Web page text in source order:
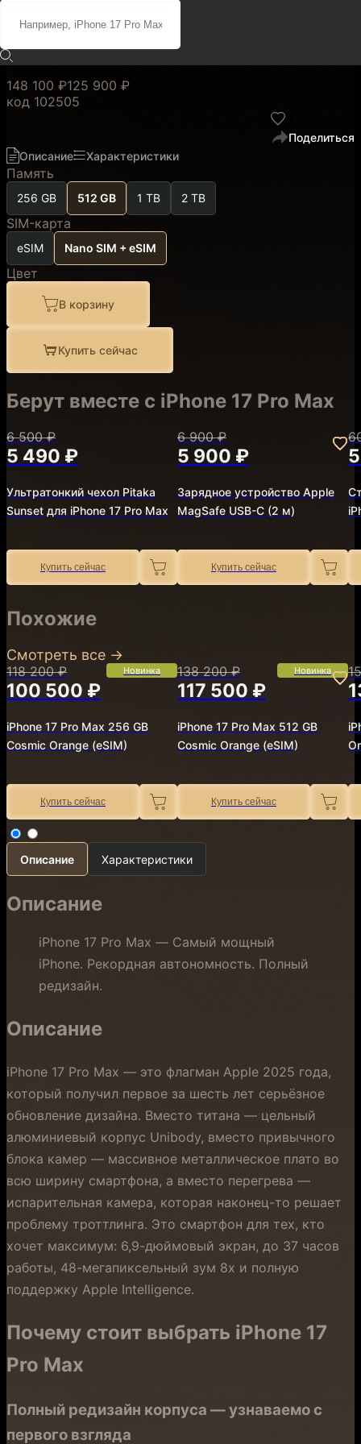
Cosmic Orange
(Nano SIM + eSIM)
148 100 ₽125 900 ₽
код 102505
Поделиться
Описание
Характеристики
Память
256 GB 512 GB 1 TB 2 TB
SIM-карта
eSIM Nano SIM + eSIM
Цвет
В корзину
Купить сейчас
Берут вместе с iPhone 17 Pro Max
6 500 ₽
5 490 ₽
Ультратонкий чехол Pitaka
Sunset для iPhone 17 Pro Max
Купить сейчас
6 900 ₽
5 900 ₽
Зарядное устройство Apple
MagSafe USB-C (2 м)
Купить сейчас
Похожие
Смотреть все →
118 200 ₽
100 500 ₽
Новинка
iPhone 17 Pro Max 256 GB
Cosmic Orange (eSIM)
Купить сейчас
138 200 ₽
117 500 ₽
Новинка
iPhone 17 Pro Max 512 GB
Cosmic Orange (eSIM)
Купить сейчас
Описание Характеристики
Описание
iPhone 17 Pro Max — Самый мощный
iPhone. Рекордная автономность. Полный
редизайн.
Описание
iPhone 17 Pro Max — это флагман Apple 2025 года,
который получил первое за шесть лет серьёзное
обновление дизайна. Вместо титана — цельный
алюминиевый корпус Unibody, вместо привычного
блока камер — массивное металлическое плато во
всю ширину смартфона, а вместо перегрева —
испарительная камера, которая наконец-то решает
проблему троттлинга. Это смартфон для тех, кто
хочет максимум: 6,9-дюймовый экран, до 37 часов
работы, 48-мегапиксельный зум 8x и полную
поддержку Apple Intelligence.
Почему стоит выбрать iPhone 17
Pro Max
Полный редизайн корпуса — узнаваемо с
первого взгляда